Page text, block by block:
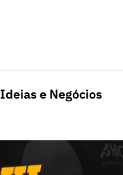
Ideias e Negócios